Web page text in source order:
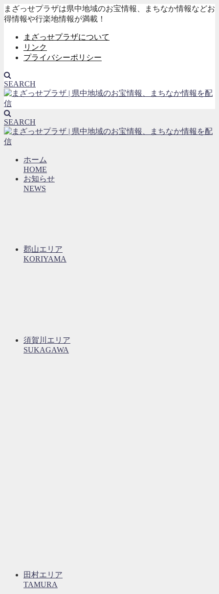
まざっせプラザは県中地域のお宝情報、まちなか情報などお
得情報や行楽地情報が満載！
まざっせプラザについて
リンク
プライバシーポリシー
SEARCH
SEARCH
ホーム
HOME
お知らせ
NEWS
郡山エリア
KORIYAMA
須賀川エリア
SUKAGAWA
田村エリア
TAMURA